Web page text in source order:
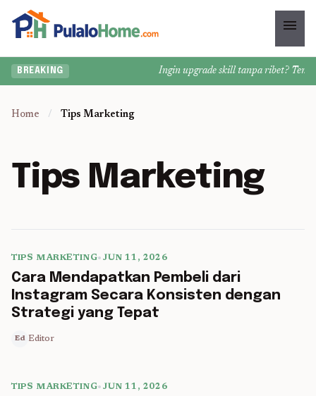
menu
BREAKING Ingin upgrade skill tanpa ribet?
Home / Tips Marketing
Tips Marketing
5 min read
TIPS MARKETING• JUN 11, 2026
Cara Mendapatkan Pembeli dari
Instagram Secara Konsisten dengan
Strategi yang Tepat
Ed Editor
TIPS MARKETING• JUN 11, 2026